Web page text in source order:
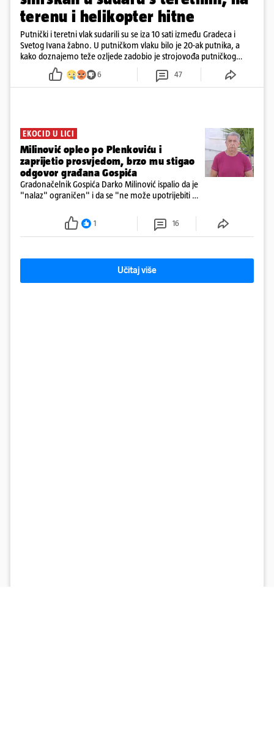
terenu i helikopter hitne
Putnički i teretni vlak sudarili su se iza 10 sati između Gradeca i
Svetog Ivana žabno. U putničkom vlaku bilo je 20-ak putnika, a
kako doznajemo teže ozljede zadobio je strojovođa putničkog
vlaka. Zatvoren je promet, a fotoreporteri Prigorskog objavili su
prve snimke s mjesta sudara
6 47
EKOCID U LICI
Milinović opleo po Plenkoviću i
zaprijetio prosvjedom, brzo mu stigao
odgovor građana Gospića
Gradonačelnik Gospića Darko Milinović ispalio da je
"nalaz" ograničen" i da se "ne može upotrijebiti za
ga je naručio Uskok i da je dio spisa
1 16
Učitaj više